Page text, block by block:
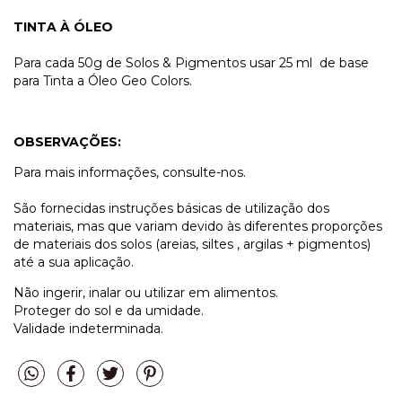
TINTA À ÓLEO
Para cada 50g de Solos & Pigmentos usar 25 ml de base
para Tinta a Óleo Geo Colors.
OBSERVAÇÕES:
Para mais informações, consulte-nos.
São fornecidas instruções básicas de utilização dos
materiais, mas que variam devido às diferentes proporções
de materiais dos solos (areias, siltes , argilas + pigmentos)
até a sua aplicação.
Não ingerir, inalar ou utilizar em alimentos.
Proteger do sol e da umidade.
Validade indeterminada.